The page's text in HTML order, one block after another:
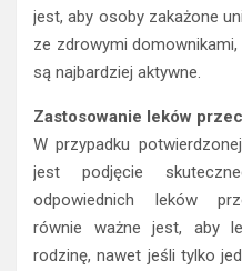
jest, aby osoby zakażone
ze zdrowymi
są najbardziej aktywne.
Zastosowanie leków
W przypadku
jest podjęcie
odpowiednich leków
równie ważne jest, aby
rodzinę, nawet jeśli tylko